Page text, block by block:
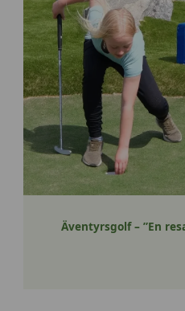
Äventyrsgolf – ”En